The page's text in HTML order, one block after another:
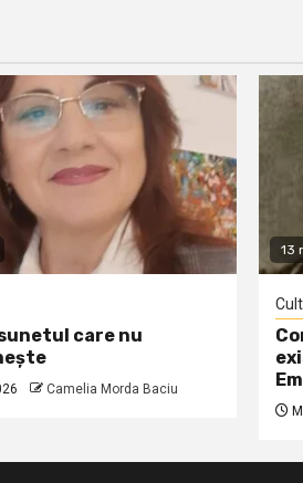
care nu
Camelia Morda Baciu
13